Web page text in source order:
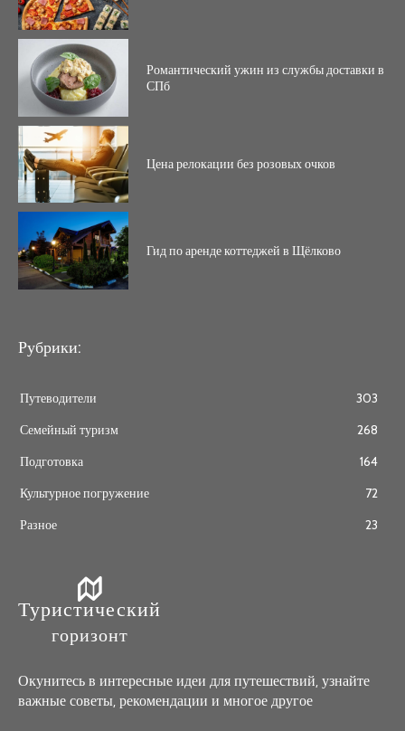
Романтический ужин из службы доставки в
СПб
Цена релокации без розовых очков
Гид по аренде коттеджей в Щёлково
Рубрики:
Путеводители
303
Семейный туризм
268
Подготовка
164
Культурное погружение
72
Разное
23
Туристический
горизонт
Окунитесь в интересные идеи для путешествий, узнайте
важные советы, рекомендации и многое другое